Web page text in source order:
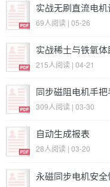
实战无刷直流电
69人阅读 | 05-26
实战稀土与铁氧
仿真分析
215人阅读 | 04-21
同步磁阻电机手
309人阅读 | 03-30
自动生成报表
28人阅读 | 03-20
永磁同步电机安